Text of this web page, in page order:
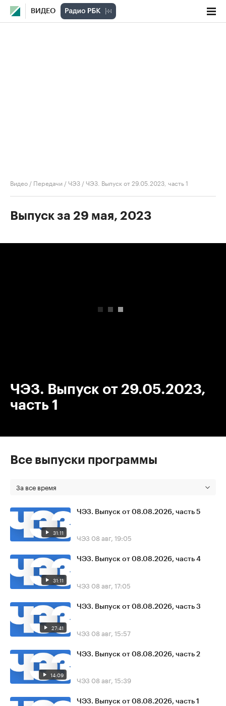
ВИДЕО
Видео / Передачи /ЧЭЗ /ЧЭЗ. Выпуск от 29.05.2023, часть 1
Выпуск за 29 мая, 2023
ЧЭЗ. Выпуск от 29.05.2023,
часть 1
Все выпуски программы
За все время
31:11
ЧЭЗ. Выпуск от 08.08.2026, часть 5
ЧЭЗ 08 авг, 19:05
31:11
ЧЭЗ. Выпуск от 08.08.2026, часть 4
ЧЭЗ 08 авг, 17:05
27:41
ЧЭЗ. Выпуск от 08.08.2026, часть 3
ЧЭЗ 08 авг, 15:57
14:09
ЧЭЗ. Выпуск от 08.08.2026, часть 2
ЧЭЗ 08 авг, 15:39
ЧЭЗ. Выпуск от 08.08.2026, часть 1